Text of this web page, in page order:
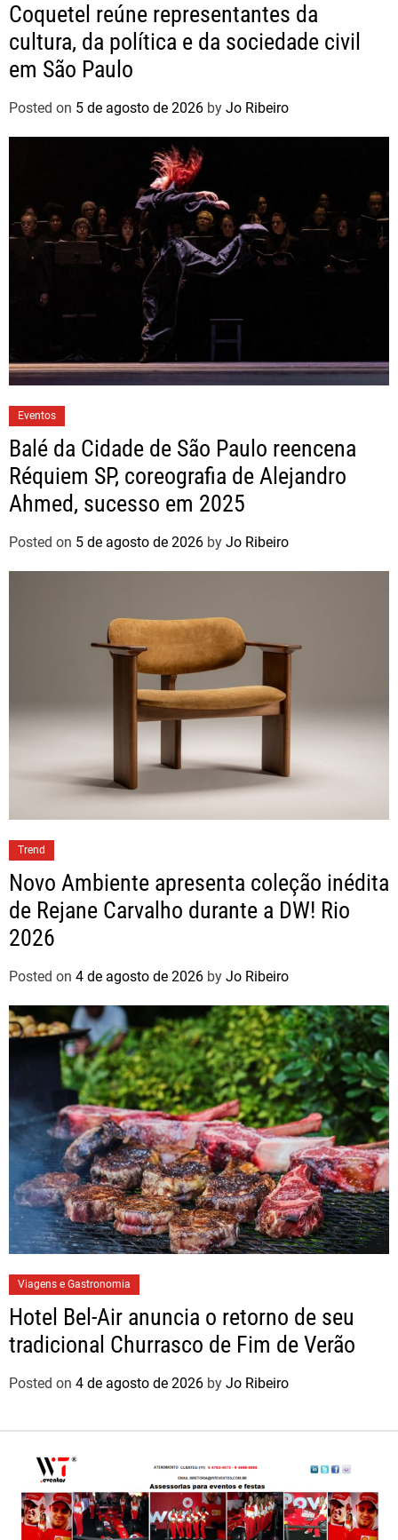
Coquetel reúne representantes da
cultura, da política e da sociedade civil
em São Paulo
Posted on 5 de agosto de 2026 by Jo Ribeiro
Eventos
Balé da Cidade de São Paulo reencena
Réquiem SP, coreografia de Alejandro
Ahmed, sucesso em 2025
Posted on 5 de agosto de 2026 by Jo Ribeiro
Trend
Novo Ambiente apresenta coleção inédita
de Rejane Carvalho durante a DW! Rio
2026
Posted on 4 de agosto de 2026 by Jo Ribeiro
Viagens e Gastronomia
Hotel Bel-Air anuncia o retorno de seu
tradicional Churrasco de Fim de Verão
Posted on 4 de agosto de 2026 by Jo Ribeiro